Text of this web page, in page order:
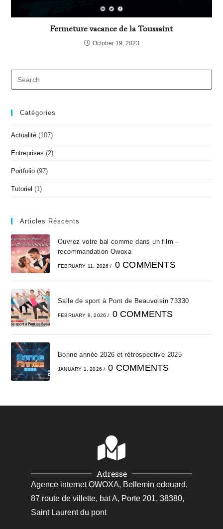
Fermeture vacance de la Toussaint
October 19, 2023
Catégories
Actualité (107)
Entreprises (2)
Portfolio (97)
Tutoriel (1)
Articles Réscents
Ouvrez votre bal comme dans un film –
recommandation Owoxa
FEBRUARY 11, 2026 / 0 COMMENTS
Salle de sport à Pont de Beauvoisin 73330
FEBRUARY 9, 2026 / 0 COMMENTS
Bonne année 2026 et rétrospective 2025
JANUARY 1, 2026 / 0 COMMENTS
Adresse
Agence internet OWOXA, Bellemin edouard,
87 route de villette, bat A, Porte 201, 38380,
Saint Laurent du pont